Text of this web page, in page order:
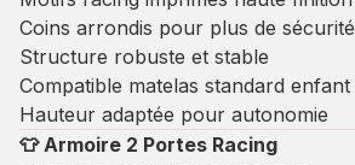
Coins arrondis pour plus de sécurité
Structure robuste et stable
Compatible matelas standard enfant
Hauteur adaptée pour autonomie
👕 Armoire 2 Portes Racing